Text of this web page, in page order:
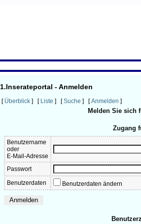
1.Inserateportal - Anmelden
[ Überblick ] [ Liste ] [Suche ] [Anmelden ]
Melden Sie sich
Zugang
Benutzername
oder
E-Mail-Adresse
Passwort
Benutzerdaten
Benutzerdaten ändern